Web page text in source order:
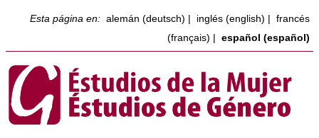
Esta página en: alemán (deutsch) inglés (english)
francés
(français)
español (español)